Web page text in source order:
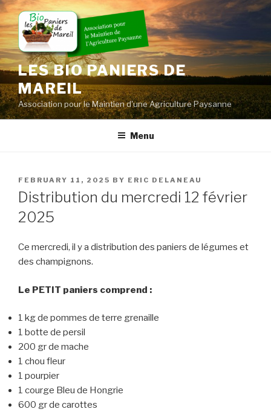
Skip
to
content
LES BIO PANIERS DE
MAREIL
Association pour le Maintien d'une Agriculture Paysanne
Menu
POSTED
ON
FEBRUARY 11, 2025 BY ERIC DELANEAU
Distribution du mercredi 12 février
2025
Ce mercredi, il y a distribution des paniers de légumes et
des champignons.
Le PETIT paniers comprend :
1 kg de pommes de terre grenaille
1 botte de persil
200 gr de mache
1 chou fleur
1 pourpier
1 courge Bleu de Hongrie
600 gr de carottes